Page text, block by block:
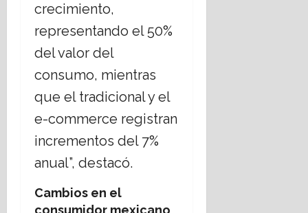
crecimiento,
representando el 50%
del valor del
consumo, mientras
que el tradicional y el
e-commerce registran
incrementos del 7%
anual”, destacó.
Cambios en el